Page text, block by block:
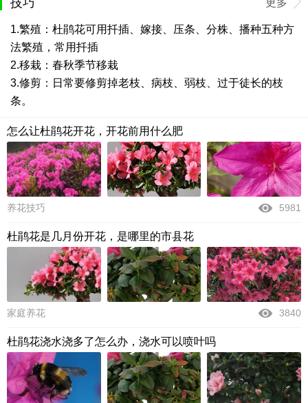
技巧 更多
1.繁殖：杜鹃花可用扦插、嫁接、压条、分株、播种五种方
法繁殖，常用扦插
2.移栽：春秋季节移栽
3.修剪：日常要修剪掉老枝、病枝、弱枝、过于徒长的枝
条。
怎么让杜鹃花开花，开花前用什么肥
养花技巧 5981
杜鹃花是几月份开花，是哪里的市县花
家庭养花 3840
杜鹃花浇水浇多了怎么办，浇水可以喷叶吗